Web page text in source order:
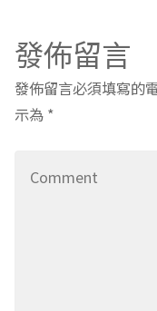
發佈留言
發佈留言必須填寫的
示為 *